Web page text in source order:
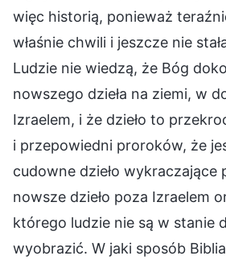
więc historią, ponieważ
właśnie chwili i jeszcze nie
Ludzie nie wiedzą, że Bóg
nowszego dzieła na ziemi, w
Izraelem, i że dzieło to
i przepowiedni proroków, że
cudowne dzieło wykraczające
nowsze dzieło poza Izraelem
którego ludzie nie są w stanie
wyobrazić. W jaki sposób